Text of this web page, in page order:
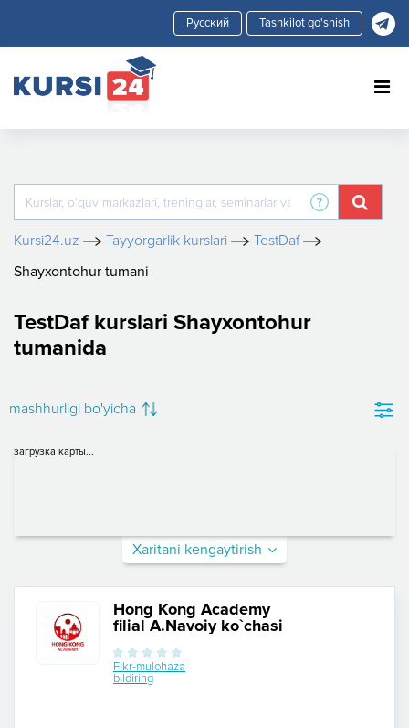
Tashkilot qo'shish
Kursi24.uz Tayyorgarlik kurslari
TestDaf
Shayxontohur tumani
TestDaf kurslari Shayxontohur
tumanida
mashhurligi bo'yicha
загрузка карты...
Xaritani kengaytirish
Hong Kong Academy
filial A.Navoiy ko`chasi
Fikr-mulohaza
bildiring